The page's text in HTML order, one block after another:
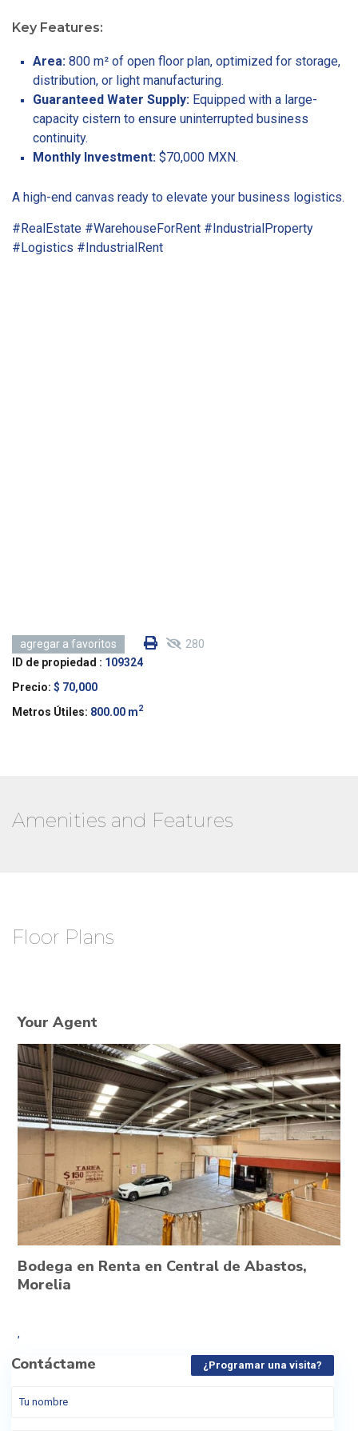
Key Features:
Area: 800 m² of open floor plan, optimized for storage,
distribution, or light manufacturing.
Guaranteed Water Supply: Equipped with a large-
capacity cistern to ensure uninterrupted business
continuity.
Monthly Investment: $70,000 MXN.
A high-end canvas ready to elevate your business logistics.
#RealEstate #WarehouseForRent #IndustrialProperty
#Logistics #IndustrialRent
agregar a favoritos 280
ID de propiedad : 109324
Precio: $ 70,000
Metros Útiles: 800.00 m2
Amenities and Features
Floor Plans
Your Agent
Bodega en Renta en Central de Abastos,
Morelia
,
Contáctame ¿Programar una visita?